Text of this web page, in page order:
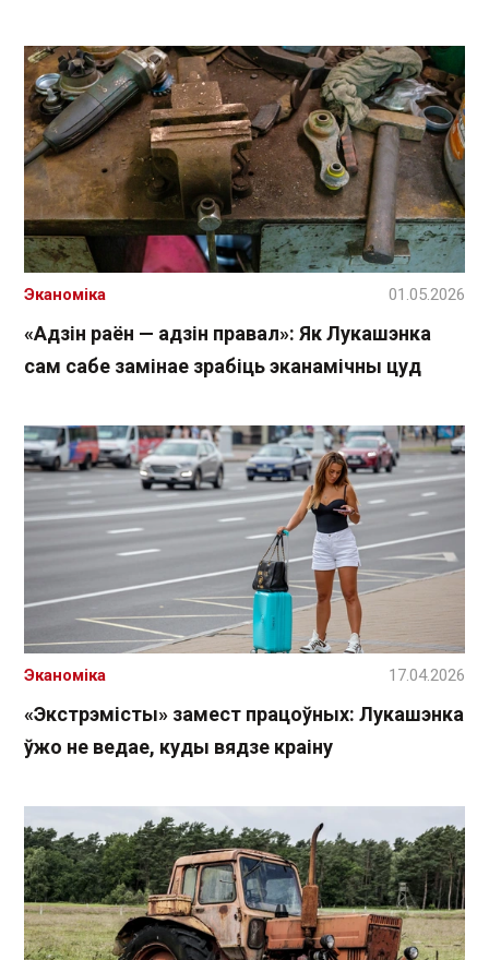
«Адзін раён — адзін правал»: Як Лукашэнка
сам сабе замінае зрабіць эканамічны цуд
Эканоміка 01.05.2026
«Экстрэмісты» замест працоўных: Лукашэнка
ўжо не ведае, куды вядзе краіну
Эканоміка 17.04.2026